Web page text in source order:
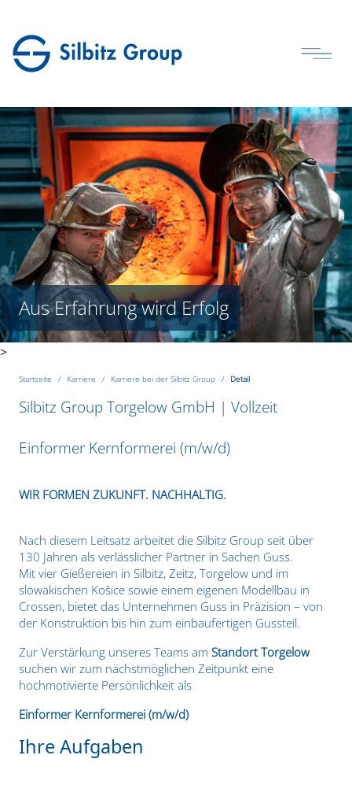
Aus Erfahrung wird Erfolg
>
Startseite Karriere Karriere bei der Silbitz Group Detail
Silbitz Group Torgelow GmbH | Vollzeit
Einformer Kernformerei (m/w/d)
WIR FORMEN ZUKUNFT. NACHHALTIG.
Nach diesem Leitsatz arbeitet die Silbitz Group seit über
130 Jahren als verlässlicher Partner in Sachen Guss.
Mit vier Gießereien in Silbitz, Zeitz, Torgelow und im
slowakischen Košice sowie einem eigenen Modellbau in
Crossen, bietet das Unternehmen Guss in Präzision – von
der Konstruktion bis hin zum einbaufertigen Gussteil.
Zur Verstärkung unseres Teams am Standort Torgelow
suchen wir zum nächstmöglichen Zeitpunkt eine
hochmotivierte Persönlichkeit als
Einformer Kernformerei (m/w/d)
Ihre Aufgaben